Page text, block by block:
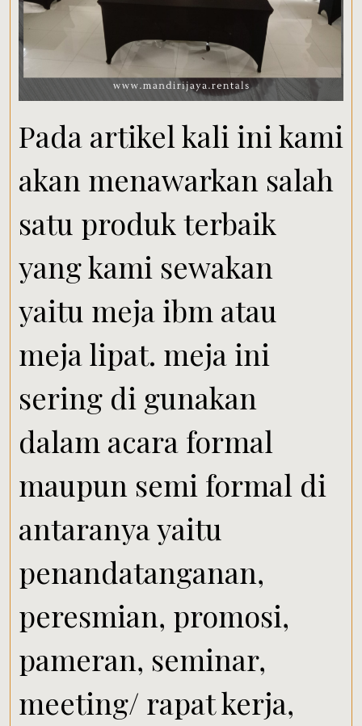
Pada artikel kali ini kami
akan menawarkan salah
satu produk terbaik
yang kami sewakan
yaitu meja ibm atau
meja lipat. meja ini
sering di gunakan
dalam acara formal
maupun semi formal di
antaranya yaitu
penandatanganan,
peresmian, promosi,
pameran, seminar,
meeting/ rapat kerja,